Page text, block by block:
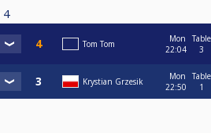
4
Tom Tom
Mon
22:04
Table
3
Krystian Grzesik
Mon
22:50
Table
1